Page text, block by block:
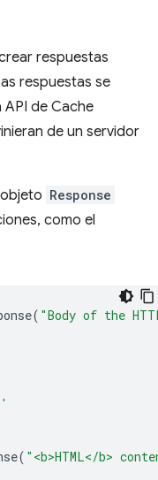
respuestas
respuestas se
de Cache
de un servidor
Response
como el
( "Body of the
( "<b>HTML</b>